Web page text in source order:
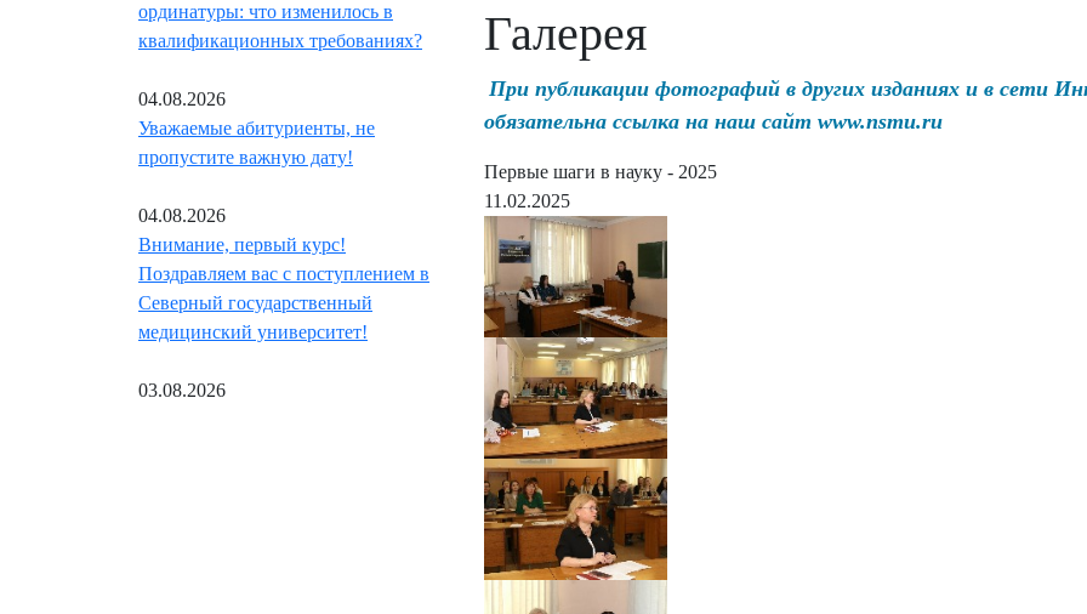
ординатуры: что изменилось в
квалификационных требованиях?
04.08.2026
Уважаемые абитуриенты, не
пропустите важную дату!
04.08.2026
Внимание, первый курс!
Поздравляем вас с поступлением в
Северный государственный
медицинский университет!
03.08.2026
Галерея
При публикации фотографий в других изданиях и в сети
обязательна ссылка на наш сайт www.nsmu.ru
Первые шаги в науку - 2025
11.02.2025